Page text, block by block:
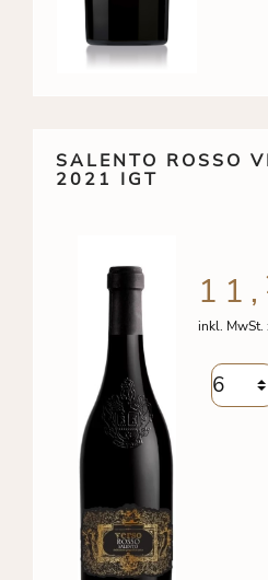
SALENTO ROSSO
2021 IGT
inkl. MwSt.
11,